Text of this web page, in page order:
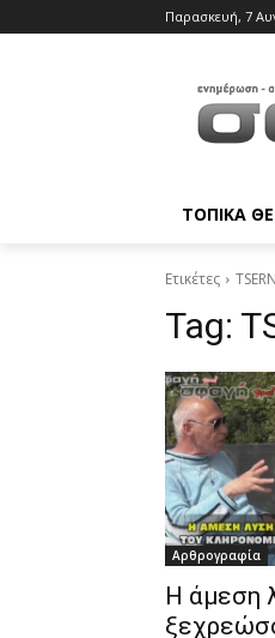
Παρασκευή, 7
ΤΟΠΙΚΑ
Ετικέτες
Tag:
Αρθρογραφία
Η άμεση